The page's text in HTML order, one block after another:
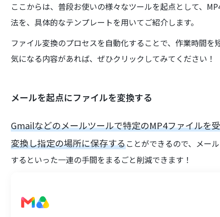
ここからは、普段お使いの様々なツールを起点として、
法を、具体的なテンプレートを用いてご紹介します。
ファイル変換のプロセスを自動化することで、作業時間
気になる内容があれば、ぜひクリックしてみてください！
メールを起点にファイルを変換する
Gmailなどのメールツールで特定のMP4ファイルを
変換し指定の場所に保存することができるので、メー
するといった一連の手間をまるごと削減できます！